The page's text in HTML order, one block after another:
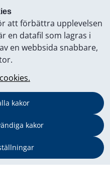
att förbättra upplevelsen
en datafil som lagras i
en webbsida snabbare,
kakor
kakor